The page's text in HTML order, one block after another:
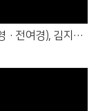
새아기 축복 (26. 05. 10.) - 김하별 (김두영·전여경), 김지율 (김푸름·이금빛)